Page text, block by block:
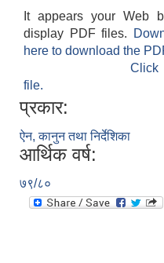
It appears your Web
display PDF files.
here to download the
Click
file.
प्रकार:
ऐन, कानुन तथा निर्देशिका
आर्थिक वर्ष:
७९/८०